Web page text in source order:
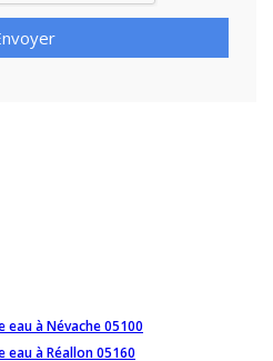
à Névache 05100
à Réallon 05160